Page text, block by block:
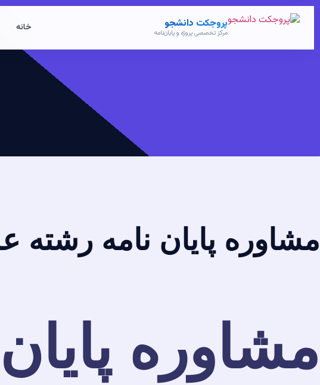
پروجکت دانشجو
مرکز تخصصی پروژه و پایان‌نامه خانه
مشاوره پایان نامه رشته
مشاوره